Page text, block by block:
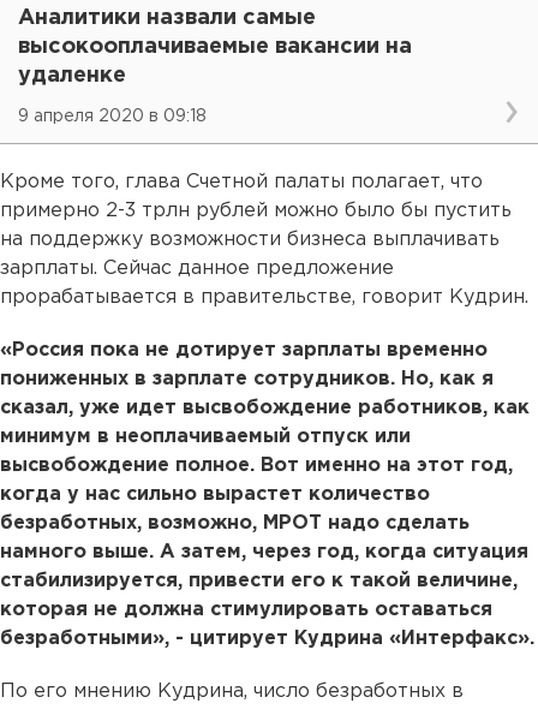
Аналитики назвали самые
высокооплачиваемые вакансии на
удаленке
9 апреля 2020 в 09:18
Кроме того, глава Счетной палаты полагает, что
примерно 2-3 трлн рублей можно было бы пустить
на поддержку возможности бизнеса выплачивать
зарплаты. Сейчас данное предложение
прорабатывается в правительстве, говорит Кудрин.
«Россия пока не дотирует зарплаты временно
пониженных в зарплате сотрудников. Но, как я
сказал, уже идет высвобождение работников, как
минимум в неоплачиваемый отпуск или
высвобождение полное. Вот именно на этот год,
когда у нас сильно вырастет количество
безработных, возможно, МРОТ надо сделать
намного выше. А затем, через год, когда ситуация
стабилизируется, привести его к такой величине,
которая не должна стимулировать оставаться
безработными», - цитирует Кудрина «Интерфакс».
По его мнению Кудрина, число безработных в